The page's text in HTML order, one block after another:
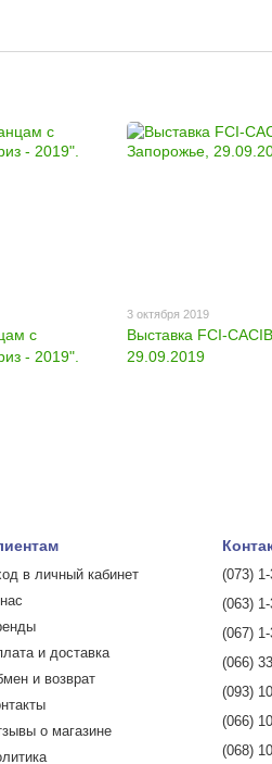
с
- 2019".
3 октября 2019
Выставка FCI-
29.09.2019
в личный кабинет
и доставка
и возврат
о магазине
(073)
(063)
(067)
(066)
(093)
(066)
(068)